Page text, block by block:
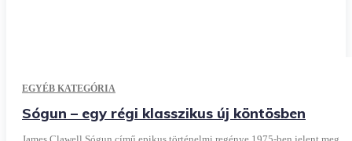
EGYÉB KATEGÓRIA
Sógun – egy régi klasszikus új köntösben